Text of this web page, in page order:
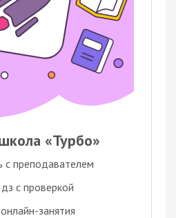
«Турбо»
с преподавателем
с проверкой
занятия